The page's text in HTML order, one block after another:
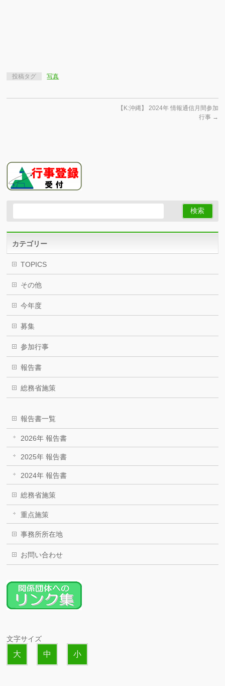
投稿タグ 写真
【K:沖縄】 2024年 情報通信月間参加
行事 →
カテゴリー
TOPICS
その他
今年度
募集
参加行事
報告書
総務省施策
報告書一覧
2026年 報告書
2025年 報告書
2024年 報告書
総務省施策
重点施策
事務所所在地
お問い合わせ
文字サイズ
大 中 小